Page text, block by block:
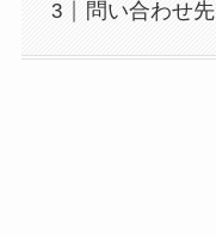
問い合わせ先